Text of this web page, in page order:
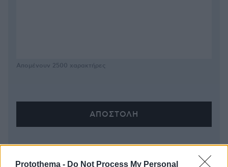
Protothema - Do Not Process My Personal
Απομένουν 2500 χαρακτήρες